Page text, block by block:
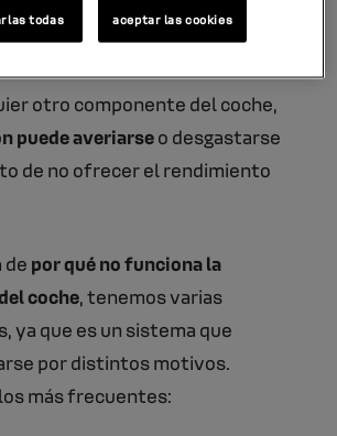
del coche no
otro componente del coche,
puede averiarseo desgastarse
de no ofrecer el rendimiento
de por qué no funciona la
coche, tenemos varias
ya que es un sistema que
por distintos motivos.
más frecuentes:
todas aceptar las cookies